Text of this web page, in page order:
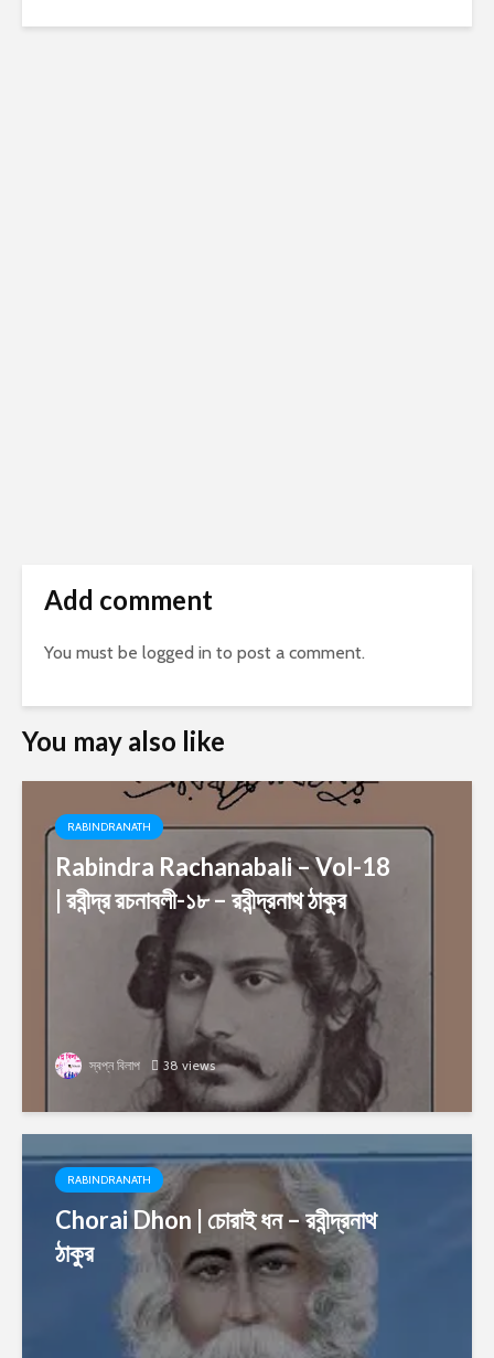
Add comment
You must be logged in to post a comment.
You may also like
RABINDRANATH
Rabindra Rachanabali – Vol-18
| রবীন্দ্র রচনাবলী-১৮ – রবীন্দ্রনাথ ঠাকুর
স্বপ্ন বিলাপ 38 views
RABINDRANATH
Chorai Dhon | চোরাই ধন – রবীন্দ্রনাথ
ঠাকুর